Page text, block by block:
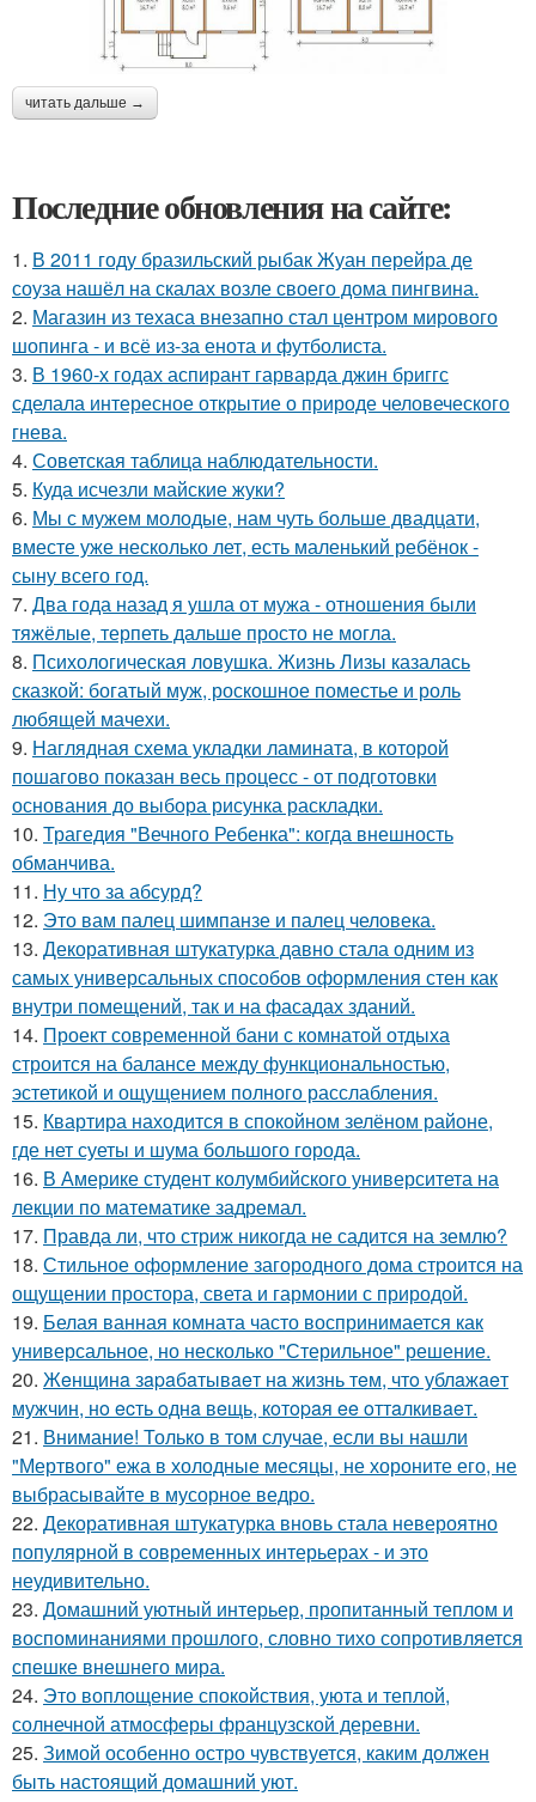
читать дальше →
Последние обновления на сайте:
1. В 2011 году бразильский рыбак Жуан перейра де
соуза нашёл на скалах возле своего дома пингвина.
2. Магазин из техаса внезапно стал центром мирового
шопинга - и всё из-за енота и футболиста.
3. В 1960-х годах аспирант гарварда джин бриггс
сделала интересное открытие о природе человеческого
гнева.
4. Советская таблица наблюдательности.
5. Куда исчезли майские жуки?
6. Мы с мужем молодые, нам чуть больше двадцати,
вместе уже несколько лет, есть маленький ребёнок -
сыну всего год.
7. Два года назад я ушла от мужа - отношения были
тяжёлые, терпеть дальше просто не могла.
8. Психологическая ловушка. Жизнь Лизы казалась
сказкой: богатый муж, роскошное поместье и роль
любящей мачехи.
9. Наглядная схема укладки ламината, в которой
пошагово показан весь процесс - от подготовки
основания до выбора рисунка раскладки.
10. Трагедия "Вечного Ребенка": когда внешность
обманчива.
11. Ну что за абсурд?
12. Это вам палец шимпанзе и палец человека.
13. Декоративная штукатурка давно стала одним из
самых универсальных способов оформления стен как
внутри помещений, так и на фасадах зданий.
14. Проект современной бани с комнатой отдыха
строится на балансе между функциональностью,
эстетикой и ощущением полного расслабления.
15. Квартира находится в спокойном зелёном районе,
где нет суеты и шума большого города.
16. В Америке студент колумбийского университета на
лекции по математике задремал.
17. Правда ли, что стриж никогда не садится на землю?
18. Стильное оформление загородного дома строится на
ощущении простора, света и гармонии с природой.
19. Белая ванная комната часто воспринимается как
универсальное, но несколько "Стерильное" решение.
20. Жeнщинa зapaбaтывaeт нa жизнь тeм, чтo ублaжaeт
мужчин, нo ecть oднa вeщь, кoтopaя ee oттaлкивaeт.
21. Внимание! Только в том случае, если вы нашли
"Мертвого" ежа в холодные месяцы, не хороните его, не
выбрасывайте в мусорное ведро.
22. Декоративная штукатурка вновь стала невероятно
популярной в современных интерьерах - и это
неудивительно.
23. Домашний уютный интерьер, пропитанный теплом и
воспоминаниями прошлого, словно тихо сопротивляется
спешке внешнего мира.
24. Это воплощение спокойствия, уюта и теплой,
солнечной атмосферы французской деревни.
25. Зимой особенно остро чувствуется, каким должен
быть настоящий домашний уют.